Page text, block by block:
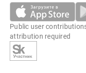
Public user
attribution required